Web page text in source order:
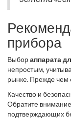
прибора
Выбораппарата
непростым,
рынке. Прежде чем
определитесь с
избавиться от
существенного
Качество и
Обратите
подтверждающих